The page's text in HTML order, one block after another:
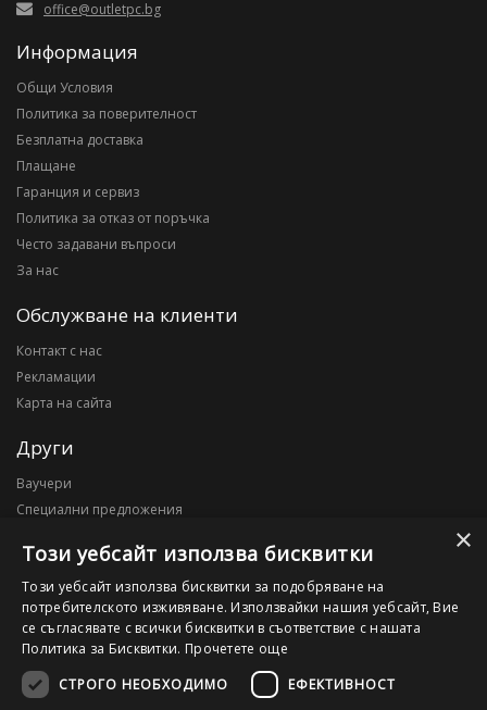
office@outletpc.bg
Информация
Общи Условия
Политика за поверителност
Безплатна доставка
Плащане
Гаранция и сервиз
Политика за отказ от поръчка
Често задавани въпроси
За нас
Обслужване на клиенти
Контакт с нас
Рекламации
Карта на сайта
Други
Ваучери
Специални предложения
Моят профил
Моят профил
История на поръчките
Желани продукти
×
Този уебсайт използва бисквитки
Този уебсайт използва бисквитки за подобряване на
потребителското изживяване. Използвайки нашия уебсайт, Вие
се съгласявате с всички бисквитки в съответствие с нашата
Политика за Бисквитки. Прочетете още
СТРОГО НЕОБХОДИМО
ЕФЕКТИВНОСТ